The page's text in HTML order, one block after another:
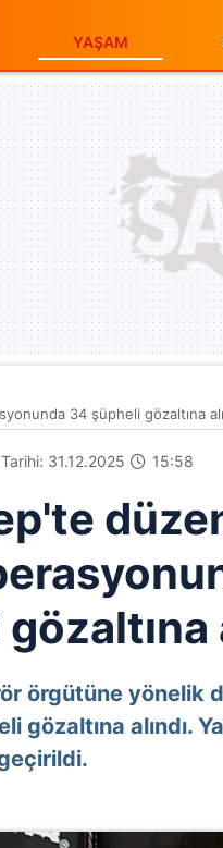
YAŞAM
34 şüpheli gözaltına
31.12.2025 15:58
örgütüne yönelik
gözaltına alındı.